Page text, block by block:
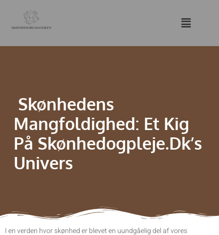
Skønhedens
Mangfoldighed: Et Kig
På Skønhedogpleje.dk’s
Univers
I en verden hvor skønhed er blevet en uundgåelig del af vores